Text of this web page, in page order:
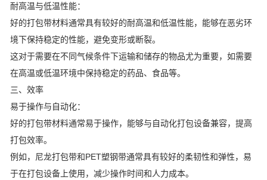
耐高温与低温性能：
好的打包带材料通常具有较好的耐高温和低温性能，能够在恶劣环
境下保持稳定的性能，避免变形或断裂。
这对于需要在不同气候条件下运输和储存的物品尤为重要，如需要
在高温或低温环境中保持稳定的药品、食品等。
三、效率
易于操作与自动化：
好的打包带材料通常易于操作，能够与自动化打包设备兼容，提高
打包效率。
例如，尼龙打包带和PET塑钢带通常具有较好的柔韧性和弹性，易
于在打包设备上使用，减少操作时间和人力成本。